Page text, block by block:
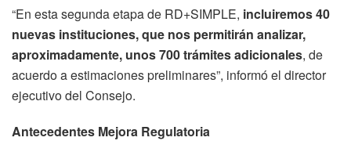
“En esta segunda etapa de RD+SIMPLE, incluiremos 40
nuevas instituciones, que nos permitirán analizar,
aproximadamente, unos 700 trámites adicionales, de
acuerdo a estimaciones preliminares”, informó el director
ejecutivo del Consejo.
Antecedentes Mejora Regulatoria